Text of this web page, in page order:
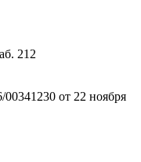
212
от 22 ноября